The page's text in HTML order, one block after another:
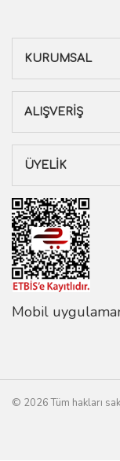
KURUMSAL
ALIŞVERİŞ
ÜYELİK
Mobil
© 2026 Tüm hakları